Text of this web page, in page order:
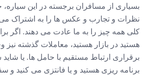
بسیاری از مسافران برجسته در این سیاره،
نظرات و تجارب و عکس ها را به اشتراک می
کلی همه چیز را به ما عادت می دهند. اگر
هستید در بازار هستید، معاملات گذشته نیز
برقراری ارتباط مستقیم با حامل ها. یا
برنامه ریزی هستید و یا فانتزی می کنید و